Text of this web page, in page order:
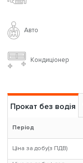
Авто
Кондиціонер
Прокат без водія
Період
Ціна за добу(з ПДВ)